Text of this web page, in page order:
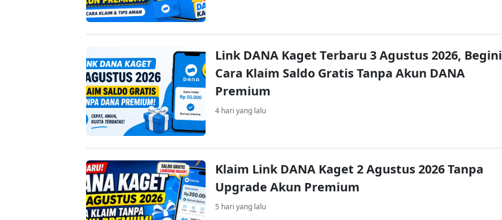
Link DANA Kaget Terbaru 3 Agustus 2026, Begini
Cara Klaim Saldo Gratis Tanpa Akun DANA
Premium
4 hari yang lalu
Klaim Link DANA Kaget 2 Agustus 2026 Tanpa
Upgrade Akun Premium
5 hari yang lalu